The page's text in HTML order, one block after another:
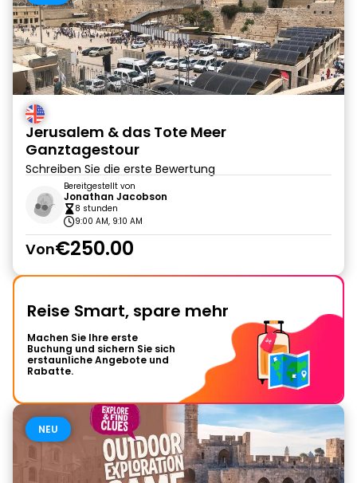
Jerusalem & das Tote Meer
Ganztagestour
Schreiben Sie die erste Bewertung
Bereitgestellt von
Jonathan Jacobson
8 stunden
9:00 AM, 9:10 AM
Von€250.00
Reise Smart, spare mehr
Machen Sie Ihre erste
Buchung und sichern Sie sich
erstaunliche Angebote und
Rabatte.
NEU